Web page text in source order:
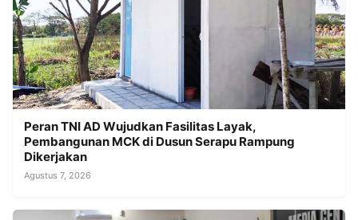
Peran TNI AD Wujudkan Fasilitas Layak,
Pembangunan MCK di Dusun Serapu Rampung
Dikerjakan
Agustus 7, 2026